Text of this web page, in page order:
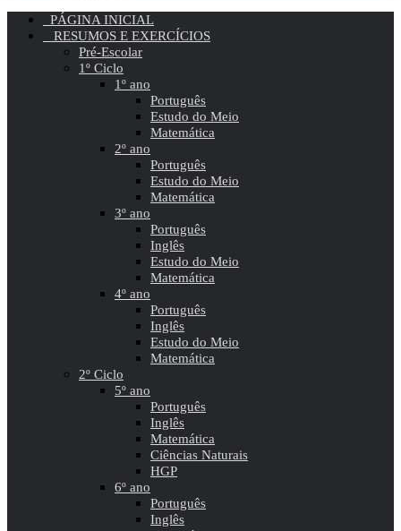
PÁGINA INICIAL
RESUMOS E EXERCÍCIOS
Pré-Escolar
1º Ciclo
1º ano
Português
Estudo do Meio
Matemática
2º ano
Português
Estudo do Meio
Matemática
3º ano
Português
Inglês
Estudo do Meio
Matemática
4º ano
Português
Inglês
Estudo do Meio
Matemática
2º Ciclo
5º ano
Português
Inglês
Matemática
Ciências Naturais
HGP
6º ano
Português
Inglês